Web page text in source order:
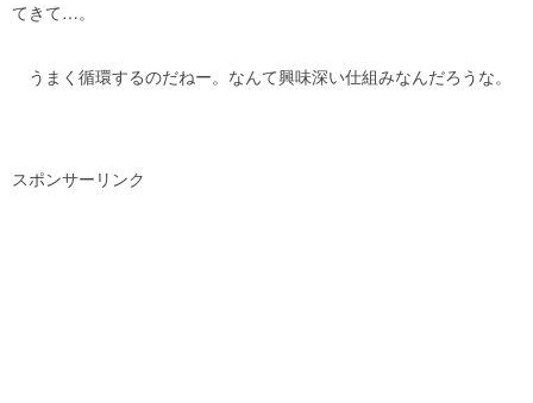
てきて…。
うまく循環するのだねー。なんて興味深い仕組みなんだろうな。
スポンサーリンク